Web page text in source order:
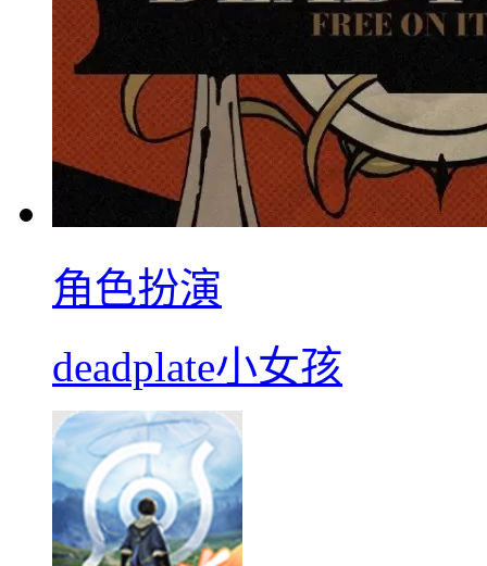
角色扮演
deadplate小女孩